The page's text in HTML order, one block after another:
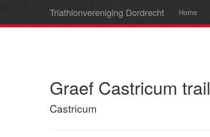
Triathlonvereniging Dordrecht Home
Graef Castricum trail
Castricum